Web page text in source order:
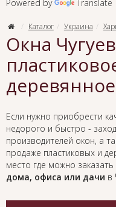
Powered by Translate
Каталог Украина
Окна
Если нужно приобрести
недорого и быстро -
производителей окон, а
продаже пластиковых и
место где можно заказать
дома, офиса или дачи в